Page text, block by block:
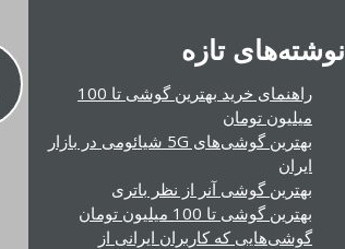
نوشته‌های تازه
راهنمای خرید بهترین گوشی تا 100
میلیون تومان
بهترین گوشی‌های 5G شیائومی در بازار
ایران
بهترین گوشی آنر از نظر باتری
بهترین گوشی تا 100 میلیون تومان
گوشی‌هایی که کاربران ایرانی از